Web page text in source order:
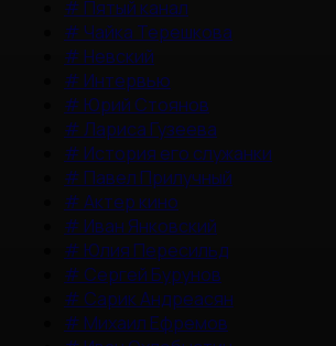
# Пятый канал
# Чайка Терешкова
# Невский
# Интервью
# Юрий Стоянов
#Лариса Гузеева
# История его служанки
# Павел Прилучный
#Актер кино
# Иван Янковский
# Юлия Пересильд
# Сергей Бурунов
# Сарик Андреасян
# Михаил Ефремов